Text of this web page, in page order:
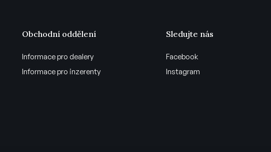
Obchodní oddělení
Informace pro dealery
Informace pro inzerenty
Sledujte nás
Facebook
Instagram